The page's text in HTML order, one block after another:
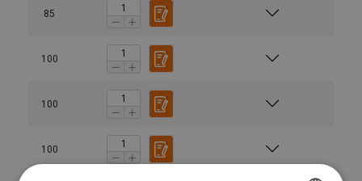
85
100
100
100